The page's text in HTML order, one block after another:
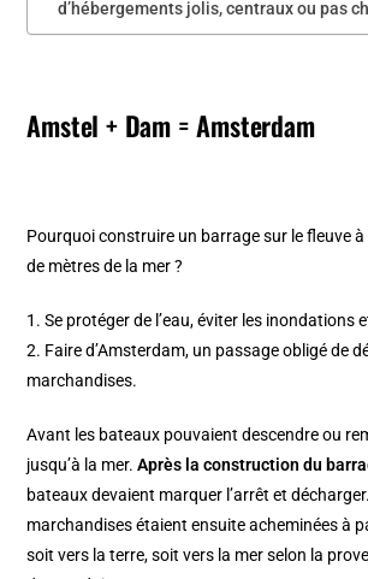
d’hébergements jolis, centraux ou pas
Amstel + Dam = Amsterdam
Pourquoi construire un barrage sur le fleuve
de mètres de la mer ?
1. Se protéger de l’eau, éviter les inondations
2. Faire d’Amsterdam, un passage obligé de
marchandises.
Avant les bateaux pouvaient descendre ou
jusqu’à la mer.Après la construction du
bateaux devaient marquer l’arrêt et
marchandises étaient ensuite acheminées à
soit vers la terre, soit vers la mer selon la